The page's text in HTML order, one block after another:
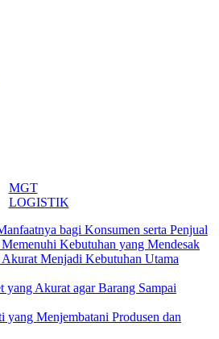
MGT
LOGISTIK
bagi Konsumen serta Penjual
Kebutuhan yang Mendesak
Menjadi Kebutuhan Utama
yang Akurat agar Barang Sampai
yang Menjembatani Produsen dan